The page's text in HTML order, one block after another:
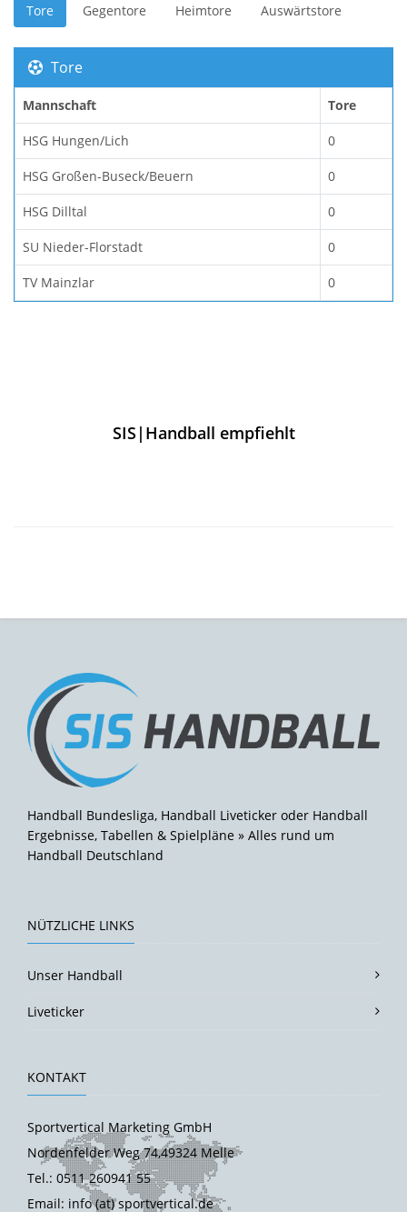
Tore Gegentore Heimtore Auswärtstore
Tore
Mannschaft Tore
HSG Hungen/Lich 0
HSG Großen-Buseck/Beuern 0
HSG Dilltal 0
SU Nieder-Florstadt 0
TV Mainzlar 0
SIS|Handball empfiehlt
Handball Bundesliga, Handball Liveticker oder Handball
Ergebnisse, Tabellen & Spielpläne » Alles rund um
Handball Deutschland
NÜTZLICHE LINKS
Unser Handball
Liveticker
KONTAKT
Sportvertical Marketing GmbH
Nordenfelder Weg 74,49324 Melle
Tel.: 0511 260941 55
Email: info (at) sportvertical.de